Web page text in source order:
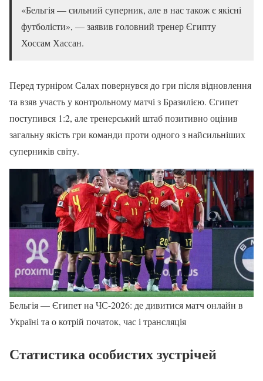
«Бельгія — сильний суперник, але в нас також є якісні
футболісти», — заявив головний тренер Єгипту
Хоссам Хассан.
Перед турніром Салах повернувся до гри після відновлення
та взяв участь у контрольному матчі з Бразилією. Єгипет
поступився 1:2, але тренерський штаб позитивно оцінив
загальну якість гри команди проти одного з найсильніших
суперників світу.
Бельгія — Єгипет на ЧС-2026: де дивитися матч онлайн в
Україні та о котрій початок, час і трансляція
Статистика особистих зустрічей